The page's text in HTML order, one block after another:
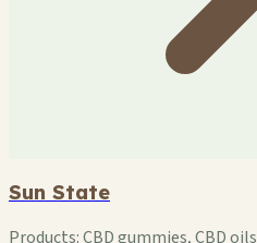
Sun State
Products:CBD gummies, CBD oils